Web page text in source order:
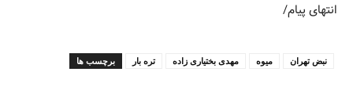
انتهای پیام/
برچسب ها تره بار مهدی بختیاری زاده میوه نبض تهران